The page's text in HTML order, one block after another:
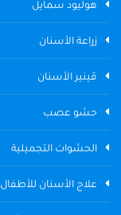
هوليود سمايل
زراعة الأسنان
ڤينير الأسنان
حشو عصب
الحشوات التجميلية
علاج الأسنان للأطفال